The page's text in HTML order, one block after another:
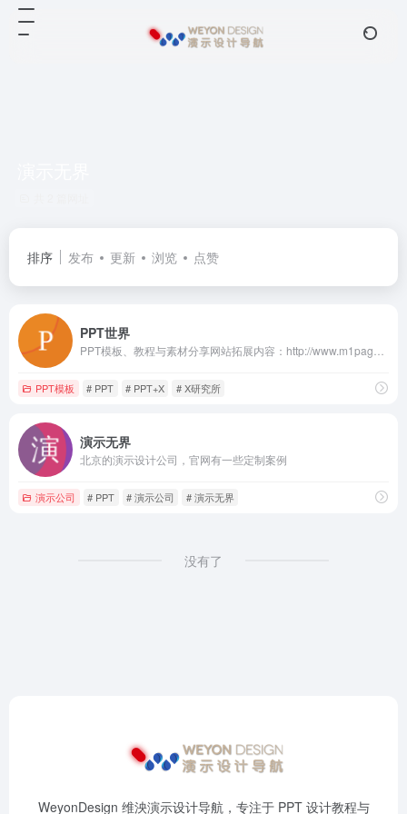
排序 发布 更新 浏览 点赞
PPT世界
PPT模板 # PPT # PPT+X # X研究所
演示无界
北京的演示设计公司，官网有一些定制案例
演示公司 # PPT # 演示公司 # 演示无界
没有了
WeyonDesign 维泱演示设计导航，专注于 PPT 设计教程与